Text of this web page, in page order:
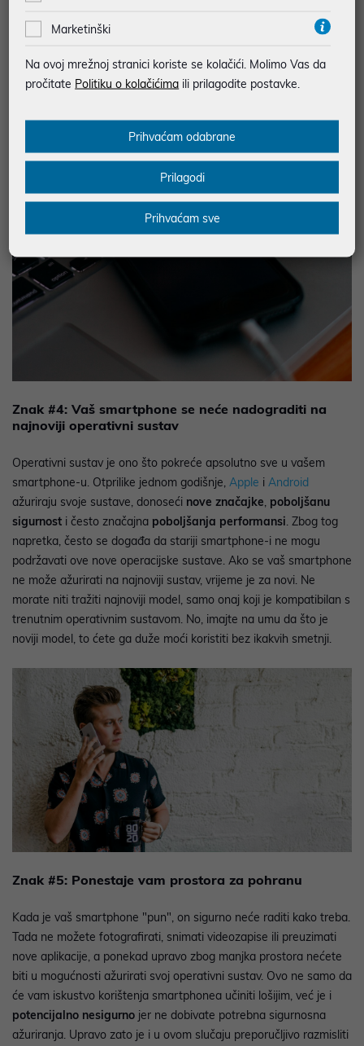
tehnologijom ugrađenom u ova “super računala” veličine dlana,
baterija je ta koja će vjerojatno prestati funkcionirati puno prije
više od dvije godine ine može izdržati jutro bez punjenja ,
vjerojatno je vrijeme za novi. Međutim, ako je baterija jedini
možda instalirati novu bateriju.
Znak #4: Vaš smartphone se neće nadograditi na
najnoviji operativni sustav
Operativni sustav je ono što pokreće apsolutno sve u vašem
smartphone-u. Otprilike jednom godišnje, Apple i Android
ažuriraju svoje sustave, donoseći nove značajke, poboljšanu
sigurnost i često značajna poboljšanja performansi. Zbog tog
napretka, često se događa da stariji smartphone-i ne mogu
podržavati ove nove operacijske sustave. Ako se vaš smartphone
ne može ažurirati na najnoviji sustav, vrijeme je za novi. Ne
morate niti tražiti najnoviji model, samo onaj koji je kompatibilan s
trenutnim operativnim sustavom. No, imajte na umu da što je
noviji model, to ćete ga duže moći koristiti bez ikakvih smetnji.
Znak #5: Ponestaje vam prostora za pohranu
Kada je vaš smartphone "pun", on sigurno neće raditi kako treba.
Tada ne možete fotografirati, snimati videozapise ili preuzimati
nove aplikacije, a ponekad upravo zbog manjka prostora nećete
biti u mogućnosti ažurirati svoj operativni sustav. Ovo ne samo da
će vam iskustvo korištenja smartphonea učiniti lošijim, već je i
potencijalno nesigurno jer ne dobivate potrebna sigurnosna
ažuriranja. Upravo zato je i u ovom slučaju preporučljivo razmisliti
Marketinški
Na ovoj mrežnoj stranici koriste se kolačići. Molimo Vas da
pročitate Politiku o kolačićima ili prilagodite postavke.
Prihvaćam odabrane
Prilagodi
Prihvaćam sve